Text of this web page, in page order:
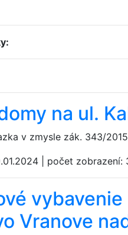
na ul.
v zmysle zák. 343/
počet zobrazení:
Vranove